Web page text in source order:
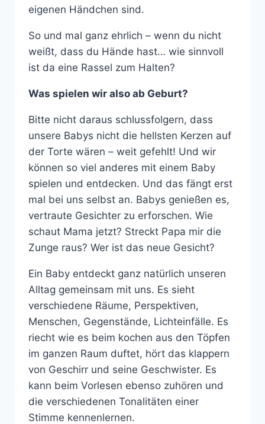
eigenen Händchen sind.
So und mal ganz ehrlich – wenn du nicht
weißt, dass du Hände hast… wie sinnvoll
ist da eine Rassel zum Halten?
Was spielen wir also ab Geburt?
Bitte nicht daraus schlussfolgern, dass
unsere Babys nicht die hellsten Kerzen auf
der Torte wären – weit gefehlt! Und wir
können so viel anderes mit einem Baby
spielen und entdecken. Und das fängt erst
mal bei uns selbst an. Babys genießen es,
vertraute Gesichter zu erforschen. Wie
schaut Mama jetzt? Streckt Papa mir die
Zunge raus? Wer ist das neue Gesicht?
Ein Baby entdeckt ganz natürlich unseren
Alltag gemeinsam mit uns. Es sieht
verschiedene Räume, Perspektiven,
Menschen, Gegenstände, Lichteinfälle. Es
riecht wie es beim kochen aus den Töpfen
im ganzen Raum duftet, hört das klappern
von Geschirr und seine Geschwister. Es
kann beim Vorlesen ebenso zuhören und
die verschiedenen Tonalitäten einer
Stimme kennenlernen.